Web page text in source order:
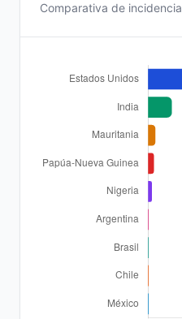
Comparativa de incidencia